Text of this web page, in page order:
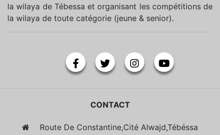
la wilaya de Tébessa et organisant les compétitions de
la wilaya de toute catégorie (jeune & senior).
CONTACT
Route De Constantine,Cité Alwajd,Tébéssa